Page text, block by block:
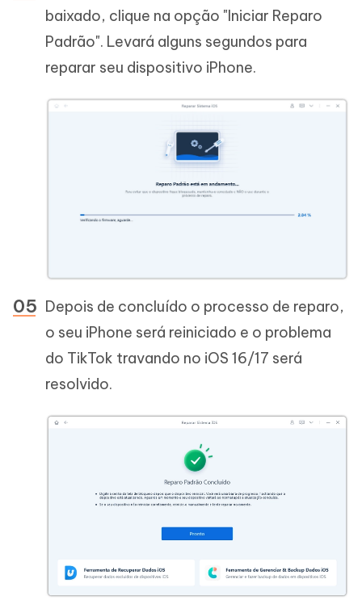
baixado, clique na opção "Iniciar Reparo
Padrão". Levará alguns segundos para
reparar seu dispositivo iPhone.
Depois de concluído o processo de reparo,
o seu iPhone será reiniciado e o problema
do TikTok travando no iOS 16/17 será
resolvido.